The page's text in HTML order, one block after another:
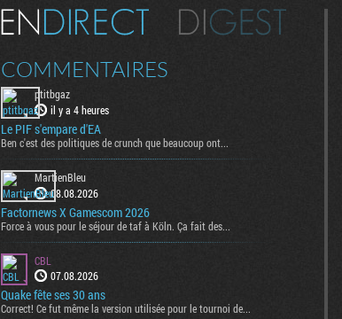
COMMENTAIRES
ptitbgaz
il y a 4 heures
Le PIF s'empare d'EA
Ben c'est des politiques de crunch que beaucoup ont...
MartienBleu
08.08.2026
Factornews X Gamescom 2026
Force à vous pour le séjour de taf à Köln. Ça fait des...
CBL
07.08.2026
Quake fête ses 30 ans
Correct! Ce fut même la version utilisée pour le tournoi de...